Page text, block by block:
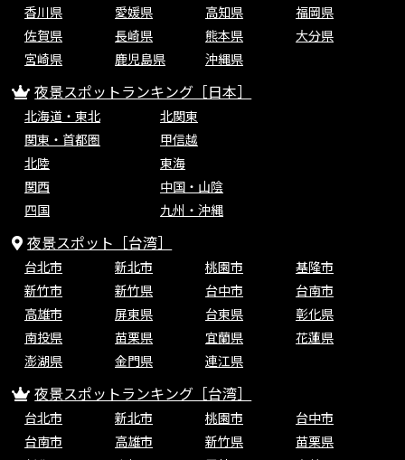
香川県
愛媛県 高知県
福岡県
佐賀県
長崎県 熊本県
大分県
宮崎県
鹿児島県 沖縄県
夜景スポットランキング［日本］
北海道・東北
北関東
関東・首都圏
甲信越
北陸
東海
関西
中国・山陰
四国
九州・沖縄
夜景スポット［台湾］
台北市 新北市 桃園市
基隆市
新竹市
新竹県 台中市
台南市
高雄市
屏東県 台東県
彰化県
南投県
苗栗県 宜蘭県
花蓮県
澎湖県
金門県 連江県
夜景スポットランキング［台湾］
台北市 新北市 桃園市
台中市
台南市
高雄市 新竹県
苗栗県